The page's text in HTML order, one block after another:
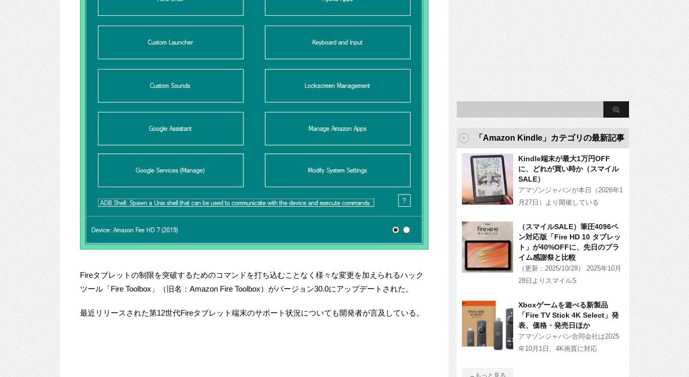
Fireタブレットの制限を突破するためのコマンドを打ち込むことなく様々な変更を加えられるハック
ツール「Fire Toolbox」（旧名：Amazon Fire Toolbox）がバージョン30.0にアップデートされた。
最近リリースされた第12世代Fireタブレット端末のサポート状況についても開発者が言及している。
「Amazon Kindle」カテゴリの最新記事
Kindle端末が最大1万円OFF
に、どれが買い時か（スマイル
SALE）
アマゾンジャパンが本日（2026年1
月27日）より開催している
（スマイルSALE）筆圧4096ペ
ン対応版「Fire HD 10 タブレッ
ト」が40%OFFに、先日のプラ
イム感謝祭と比較
（更新：2025/10/28） 2025年10月
28日よりスマイルS
Xboxゲームを遊べる新製品
「Fire TV Stick 4K Select」発
表、価格・発売日ほか
アマゾンジャパン合同会社は2025
年10月1日、4K画質に対応
→もっと見る